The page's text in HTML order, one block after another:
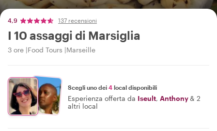
4,9 137 recensioni
I 10 assaggi di Marsiglia
3 ore Food Tours Marseille
Scegli uno dei 4 local disponibili
Esperienza offerta da Iseult, Anthony& 2
altri local